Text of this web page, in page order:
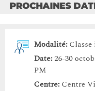
PROCHAINES
Modalité:
Date:26-30
PM
Centre: Centre